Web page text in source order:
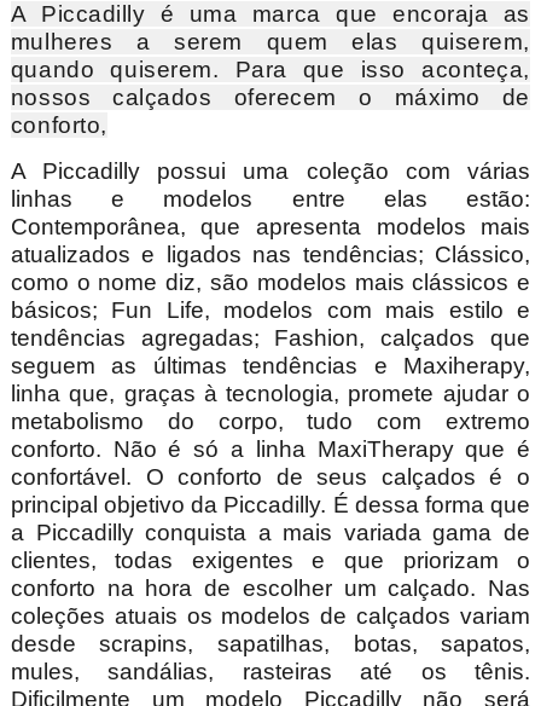
A Piccadilly é uma marca que encoraja as
mulheres a serem quem elas quiserem,
quando quiserem. Para que isso aconteça,
nossos calçados oferecem o máximo de
conforto,
A Piccadilly possui uma coleção com várias
linhas e modelos entre elas estão:
Contemporânea, que apresenta modelos mais
atualizados e ligados nas tendências; Clássico,
como o nome diz, são modelos mais clássicos e
básicos; Fun Life, modelos com mais estilo e
tendências agregadas; Fashion, calçados que
seguem as últimas tendências e Maxiherapy,
linha que, graças à tecnologia, promete ajudar o
metabolismo do corpo, tudo com extremo
conforto. Não é só a linha MaxiTherapy que é
confortável. O conforto de seus calçados é o
principal objetivo da Piccadilly. É dessa forma que
a Piccadilly conquista a mais variada gama de
clientes, todas exigentes e que priorizam o
conforto na hora de escolher um calçado. Nas
coleções atuais os modelos de calçados variam
desde scrapins, sapatilhas, botas, sapatos,
mules, sandálias, rasteiras até os tênis.
Dificilmente um modelo Piccadilly não será